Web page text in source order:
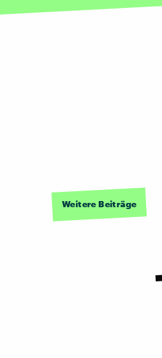
Weitere Beiträge